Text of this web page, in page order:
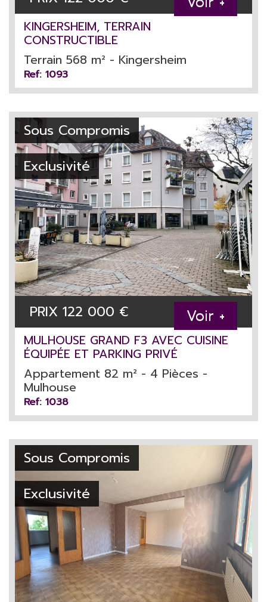
KINGERSHEIM, TERRAIN
CONSTRUCTIBLE
Terrain 568 m² - Kingersheim
Ref: 1093
Sous Compromis
Exclusivité
PRIX 122 000 € Voir +
MULHOUSE GRAND F3 AVEC CUISINE
ÉQUIPÉE ET PARKING PRIVÉ
Appartement 82 m² - 4 Pièces -
Mulhouse
Ref: 1038
Sous Compromis
Exclusivité